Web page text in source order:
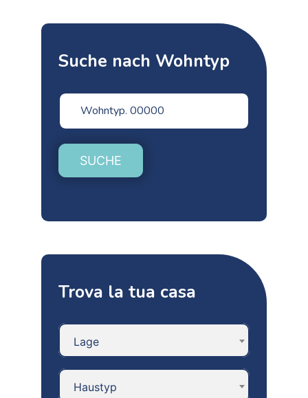
Suche nach Wohntyp
SUCHE
Trova la tua casa
Lage
Haustyp